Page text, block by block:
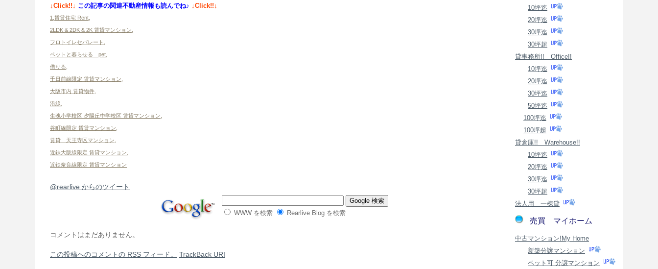
↓Click!!↓ この記事の関連不動産情報も読んでね♪ ↓Click!!↓
1,賃貸住宅 Rent
2LDK & 2DK & 2K 賃貸マンション
フロトイレセパレート
ペットと暮らせる pet
借りる
千日前線限定 賃貸マンション
大阪市内 賃貸物件
沿線
生魂小学校区 夕陽丘中学校区 賃貸マンション
谷町線限定 賃貸マンション
賃貸 天王寺区マンション
近鉄大阪線限定 賃貸マンション
近鉄奈良線限定 賃貸マンション
@rearlive からのツイート
WWW を検索 Rearlive Blog を検索
コメントはまだありません。
この投稿へのコメントの RSS フィード。 TrackBack URI
10坪迄
20坪迄
30坪迄
30坪超
貸事務所!! Office!!
10坪迄
20坪迄
30坪迄
50坪迄
100坪迄
100坪超
貸倉庫!! Warehouse!!
10坪迄
20坪迄
30坪迄
30坪超
法人用 一棟貸
売買 マイホーム
中古マンション!My Home
新築分譲マンション
ペット可 分譲マンション